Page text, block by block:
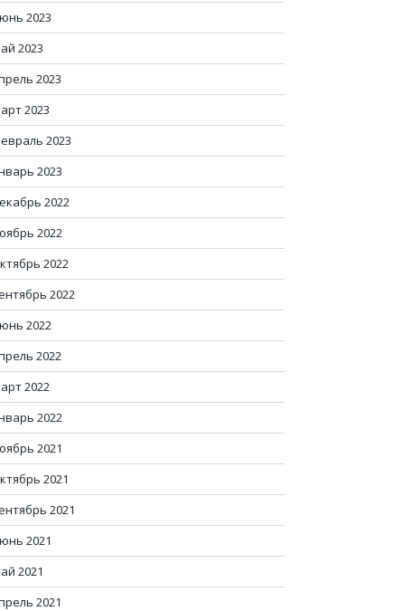
2023
2023
2023
2023
2023
2023
2022
2022
2022
2022
2022
2022
2022
2022
2021
2021
2021
2021
2021
2021